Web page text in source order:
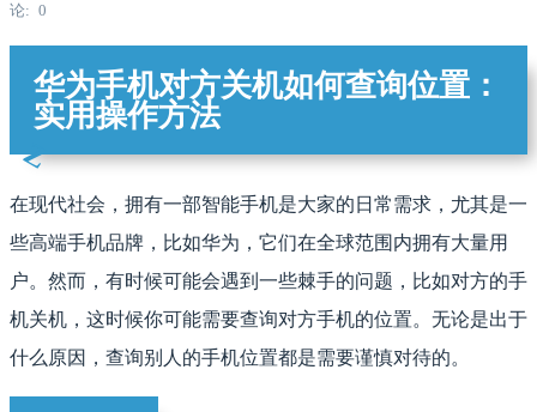
论
0
华为手机对方关机如何查询位置：
实用操作方法
在现代社会，拥有一部智能手机是大家的日常需求，尤其是一
些高端手机品牌，比如华为，它们在全球范围内拥有大量用
户。然而，有时候可能会遇到一些棘手的问题，比如对方的手
机关机，这时候你可能需要查询对方手机的位置。无论是出于
什么原因，查询别人的手机位置都是需要谨慎对待的。